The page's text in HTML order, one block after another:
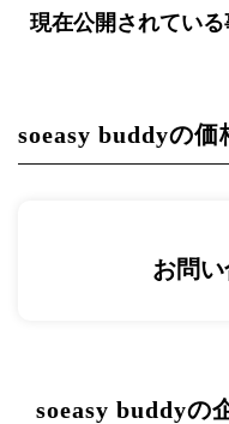
現在公開されてい
soeasy buddyの価
お問
soeasy buddyの